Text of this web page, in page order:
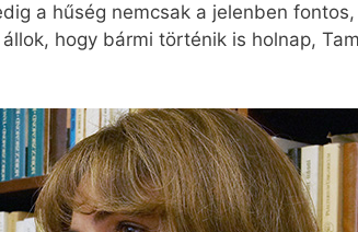
a hűség nemcsak a jelenben
hogy bármi történik is holnap,